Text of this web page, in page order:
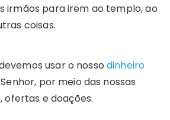
irmãos para irem ao templo, ao
coisas.
usar o nossodinheiro
por meio das nossas
ofertas e doações.